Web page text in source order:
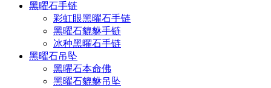
黑曜石手链
彩虹眼黑曜石手链
黑曜石貔貅手链
冰种黑曜石手链
黑曜石吊坠
黑曜石本命佛
黑曜石貔貅吊坠